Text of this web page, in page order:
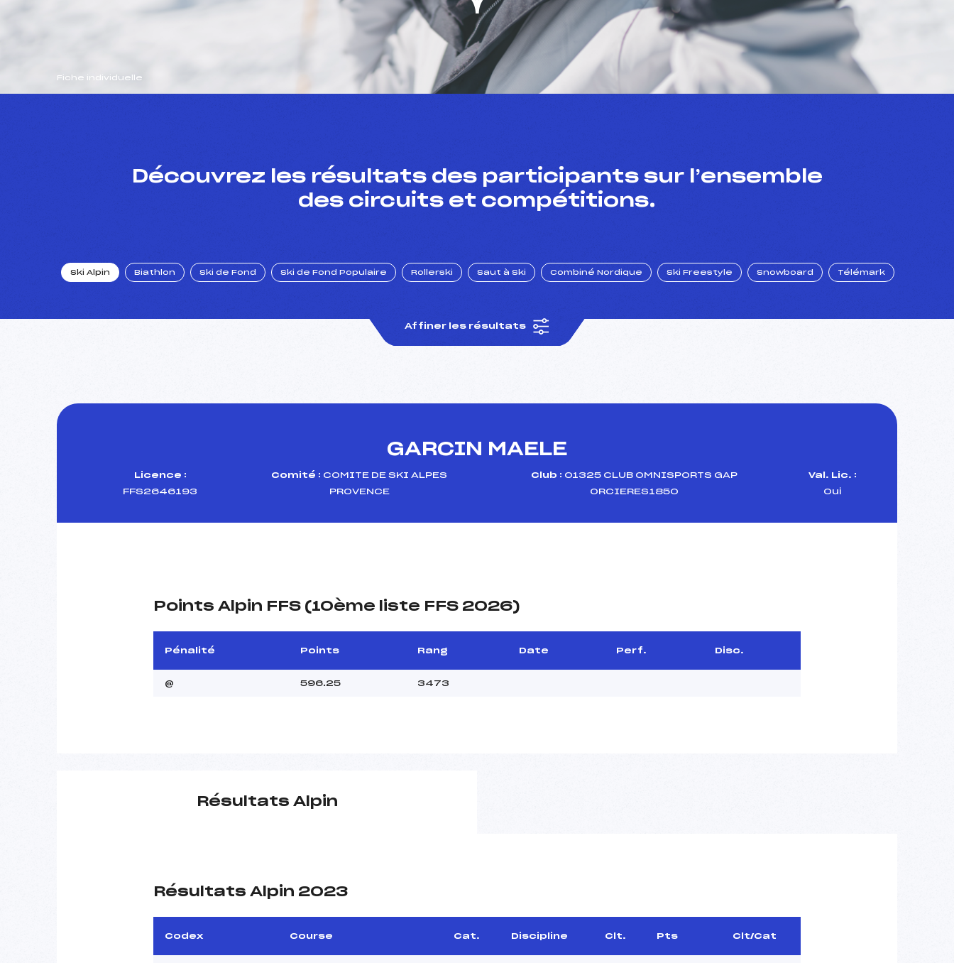
Fiche individuelle
Découvrez les résultats des participants sur l’ensemble
des circuits et compétitions.
Ski Alpin Biathlon Ski de Fond Ski de Fond Populaire Rollerski Saut à Ski Combiné Nordique Ski Freestyle Snowboard Télémark
Affiner les résultats
GARCIN MAELE
Licence :
FFS2646193
Comité : COMITE DE SKI ALPES
PROVENCE
Club : 01325 CLUB OMNISPORTS GAP
ORCIERES1850
Val. Lic. :
Oui
Points Alpin FFS (10ème liste FFS 2026)
Pénalité Points Rang Date Perf. Disc.
@ 596.25 3473
Résultats Alpin
Résultats Alpin 2023
Codex Course Cat. Discipline Clt. Pts Clt/Cat